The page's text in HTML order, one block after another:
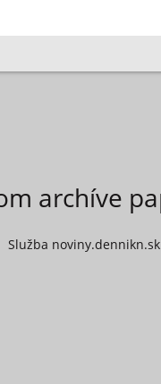
archíve
Služba